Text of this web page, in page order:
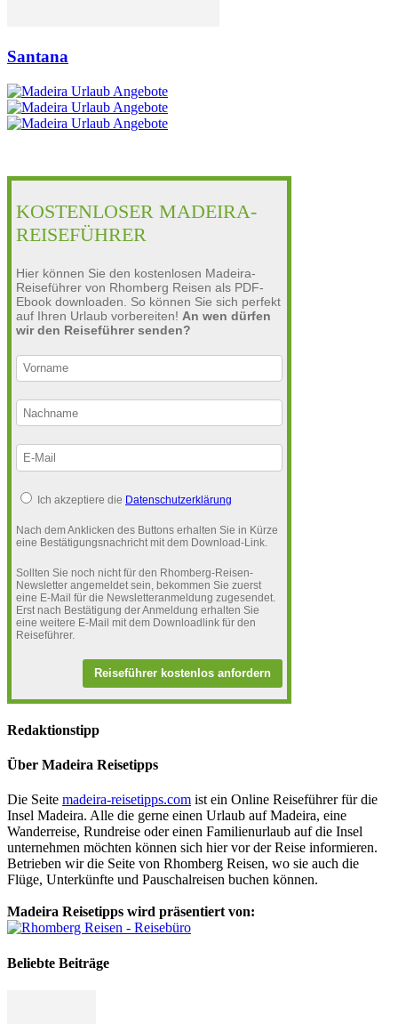
Santana
KOSTENLOSER MADEIRA-
REISEFÜHRER
Hier können Sie den kostenlosen Madeira-
Reiseführer von Rhomberg Reisen als PDF-
Ebook downloaden. So können Sie sich perfekt
auf Ihren Urlaub vorbereiten! An wen dürfen
wir den Reiseführer senden?
Ich akzeptiere die Datenschutzerklärung
Nach dem Anklicken des Buttons erhalten Sie in Kürze
eine Bestätigungsnachricht mit dem Download-Link.
Sollten Sie noch nicht für den Rhomberg-Reisen-
Newsletter angemeldet sein, bekommen Sie zuerst
eine E-Mail für die Newsletteranmeldung zugesendet.
Erst nach Bestätigung der Anmeldung erhalten Sie
eine weitere E-Mail mit dem Downloadlink für den
Reiseführer.
Reiseführer kostenlos anfordern
Redaktionstipp
Über Madeira Reisetipps
Die Seite madeira-reisetipps.com ist ein Online Reiseführer für die
Insel Madeira. Alle die gerne einen Urlaub auf Madeira, eine
Wanderreise, Rundreise oder einen Familienurlaub auf die Insel
unternehmen möchten können sich hier vor der Reise informieren.
Betrieben wir die Seite von Rhomberg Reisen, wo sie auch die
Flüge, Unterkünfte und Pauschalreisen buchen können.
Madeira Reisetipps wird präsentiert von:
Beliebte Beiträge